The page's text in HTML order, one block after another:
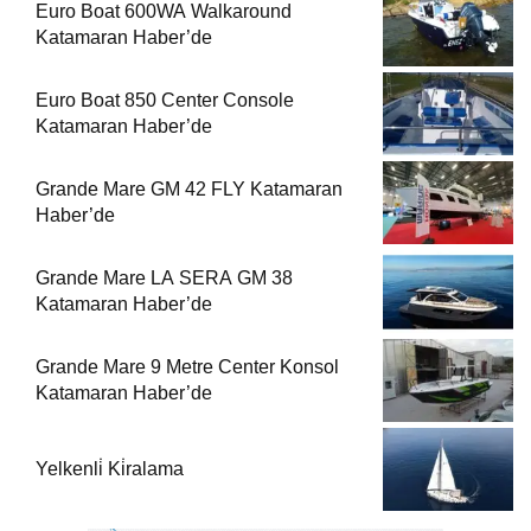
Euro Boat 600WA Walkaround
Katamaran Haber’de
Euro Boat 850 Center Console
Katamaran Haber’de
Grande Mare GM 42 FLY Katamaran
Haber’de
Grande Mare LA SERA GM 38
Katamaran Haber’de
Grande Mare 9 Metre Center Konsol
Katamaran Haber’de
Yelkenli̇ Ki̇ralama